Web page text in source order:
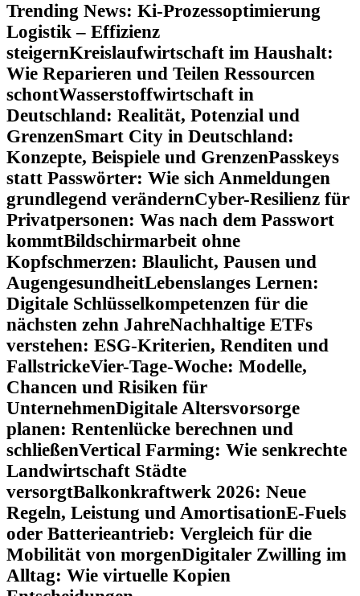
Trending News: Ki-Prozessoptimierung
Logistik – Effizienz
steigernKreislaufwirtschaft im Haushalt:
Wie Reparieren und Teilen Ressourcen
schontWasserstoffwirtschaft in
Deutschland: Realität, Potenzial und
GrenzenSmart City in Deutschland:
Konzepte, Beispiele und GrenzenPasskeys
statt Passwörter: Wie sich Anmeldungen
grundlegend verändernCyber-Resilienz für
Privatpersonen: Was nach dem Passwort
kommtBildschirmarbeit ohne
Kopfschmerzen: Blaulicht, Pausen und
AugengesundheitLebenslanges Lernen:
Digitale Schlüsselkompetenzen für die
nächsten zehn JahreNachhaltige ETFs
verstehen: ESG-Kriterien, Renditen und
FallstrickeVier-Tage-Woche: Modelle,
Chancen und Risiken für
UnternehmenDigitale Altersvorsorge
planen: Rentenlücke berechnen und
schließenVertical Farming: Wie senkrechte
Landwirtschaft Städte
versorgtBalkonkraftwerk 2026: Neue
Regeln, Leistung und AmortisationE-Fuels
oder Batterieantrieb: Vergleich für die
Mobilität von morgenDigitaler Zwilling im
Alltag: Wie virtuelle Kopien